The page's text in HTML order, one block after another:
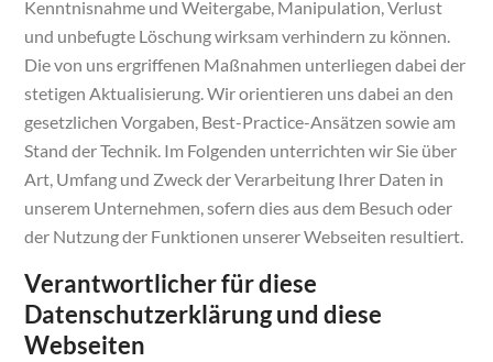
Kenntnisnahme und Weitergabe, Manipulation, Verlust
und unbefugte Löschung wirksam verhindern zu können.
Die von uns ergriffenen Maßnahmen unterliegen dabei der
stetigen Aktualisierung. Wir orientieren uns dabei an den
gesetzlichen Vorgaben, Best-Practice-Ansätzen sowie am
Stand der Technik. Im Folgenden unterrichten wir Sie über
Art, Umfang und Zweck der Verarbeitung Ihrer Daten in
unserem Unternehmen, sofern dies aus dem Besuch oder
der Nutzung der Funktionen unserer Webseiten resultiert.
Verantwortlicher für diese
Datenschutzerklärung und diese
Webseiten